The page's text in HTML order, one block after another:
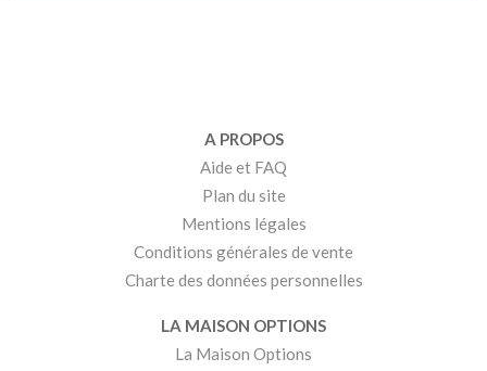
A PROPOS
Aide et FAQ
Plan du site
Mentions légales
Conditions générales de vente
Charte des données personnelles
LA MAISON OPTIONS
La Maison Options